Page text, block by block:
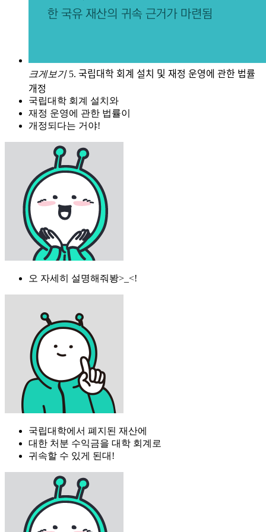
크게보기 5. 국립대학 회계 설치 및 재정 운영에 관한 법률
개정
국립대학 회계 설치와
재정 운영에 관한 법률이
개정되다는 거야!
오 자세히 설명해줘봥>_<!
국립대학에서 폐지된 재산에
대한 처분 수익금을 대학 회계로
귀속할 수 있게 된대!